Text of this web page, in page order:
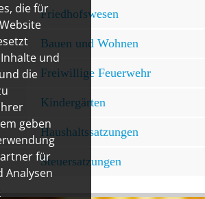
die für
und
die
geben
für
Analysen
Friedhofswesen
Bauen und Wohnen
Freiwillige Feuerwehr
Kindergärten
Haushaltssatzungen
Steuersatzungen